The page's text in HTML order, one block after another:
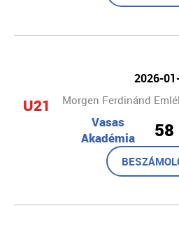
U21
2026-
Morgen Ferdinánd
Vasas
Akadémia
58